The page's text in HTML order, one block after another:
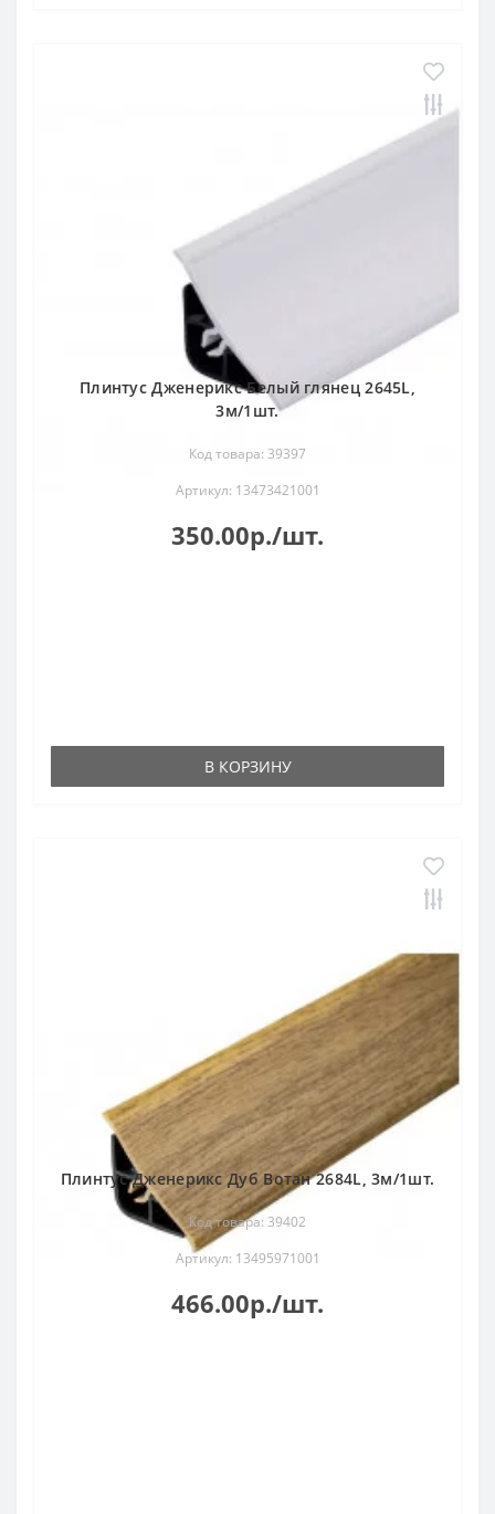
Плинтус Дженерикс Белый глянец 2645L,
3м/1шт.
Код товара: 39397
Артикул: 13473421001
350.00р./шт.
В КОРЗИНУ
Плинтус Дженерикс Дуб Вотан 2684L, 3м/1шт.
Код товара: 39402
Артикул: 13495971001
466.00р./шт.